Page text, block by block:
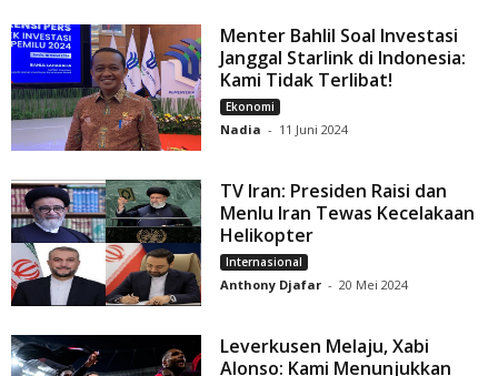
Menter Bahlil Soal Investasi
Janggal Starlink di Indonesia:
Kami Tidak Terlibat!
Ekonomi
Nadia - 11 Juni 2024
TV Iran: Presiden Raisi dan
Menlu Iran Tewas Kecelakaan
Helikopter
Internasional
Anthony Djafar - 20 Mei 2024
Leverkusen Melaju, Xabi
Alonso: Kami Menunjukkan